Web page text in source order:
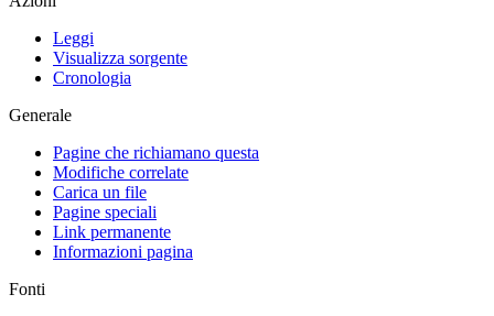
Leggi
Visualizza sorgente
Cronologia
Generale
Pagine che richiamano questa
Modifiche correlate
Carica un file
Pagine speciali
Link permanente
Informazioni pagina
Fonti